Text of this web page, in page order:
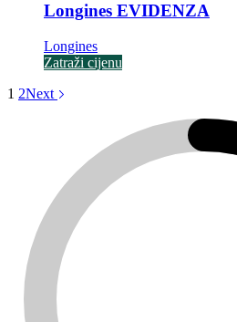
Longines EVIDENZA
Longines
Zatraži cijenu
1 2Next